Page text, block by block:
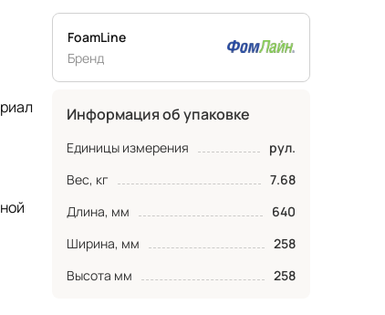
FoamLine
Бренд
Информация об упаковке
Единицы измерения
рул.
Вес, кг
7.68
Длина, мм
640
Ширина, мм
258
Высота мм
258